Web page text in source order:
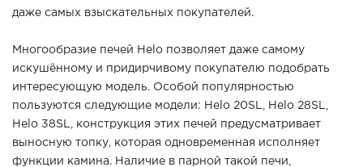
даже самых взыскательных покупателей.
Многообразие печей Helo позволяет даже самому
искушённому и придирчивому покупателю подобрать
интересующую модель. Особой популярностью
пользуются следующие модели: Helo 20SL, Helo 28SL,
Helo 38SL, конструкция этих печей предусматривает
выносную топку, которая одновременная исполняет
функции камина. Наличие в парной такой печи,